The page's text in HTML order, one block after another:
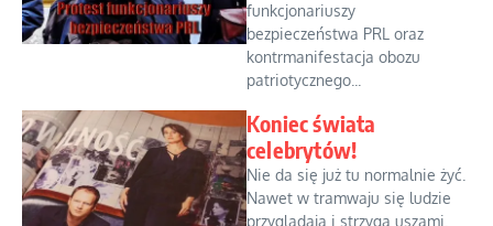
funkcjonariuszy
bezpieczeństwa PRL oraz
kontrmanifestacja obozu
patriotycznego...
Koniec świata
celebrytów!
Nie da się już tu normalnie żyć.
Nawet w tramwaju się ludzie
przyglądają i strzygą uszami.